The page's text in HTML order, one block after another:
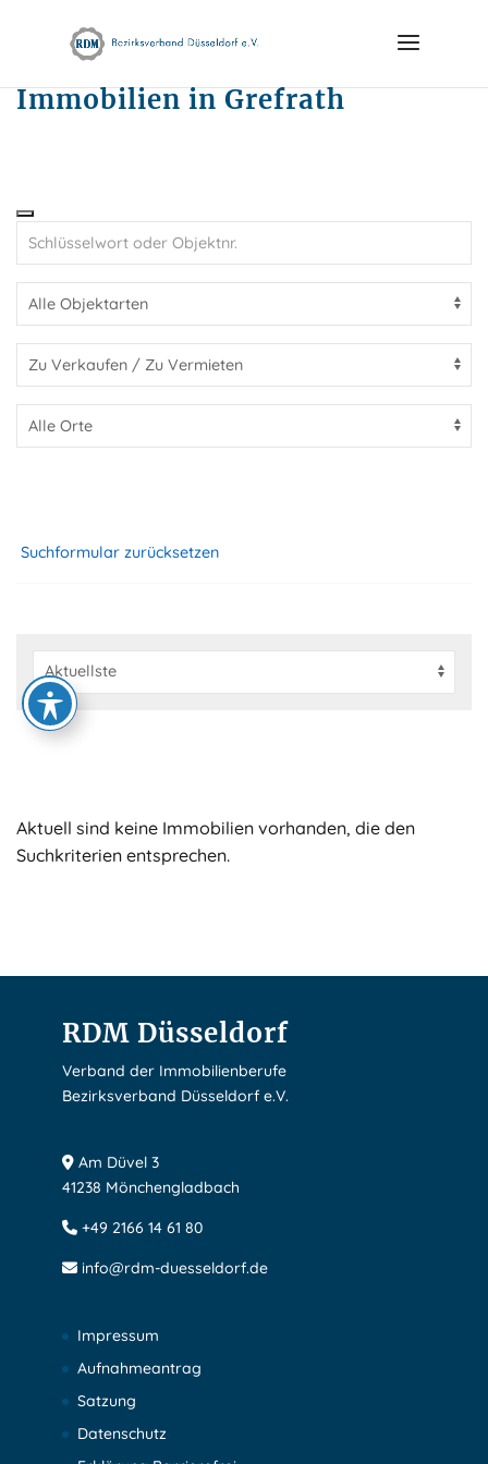
Immobilien in Grefrath
Suchformular zurücksetzen
Aktuell sind keine Immobilien vorhanden, die den
Suchkriterien entsprechen.
RDM Düsseldorf
Verband der Immobilienberufe
Bezirksverband Düsseldorf e.V.
Am Düvel 3
41238 Mönchengladbach
+49 2166 14 61 80
info@rdm-duesseldorf.de
Impressum
Aufnahmeantrag
Satzung
Datenschutz